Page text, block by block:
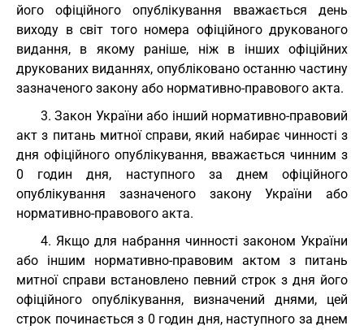
його офіційного опублікування вважається день
виходу в світ того номера офіційного друкованого
видання, в якому раніше, ніж в інших офіційних
друкованих виданнях, опубліковано останню частину
зазначеного закону або нормативно-правового акта.
3. Закон України або інший нормативно-правовий
акт з питань митної справи, який набирає чинності з
дня офіційного опублікування, вважається чинним з
0 годин дня, наступного за днем офіційного
опублікування зазначеного закону України або
нормативно-правового акта.
4. Якщо для набрання чинності законом України
або іншим нормативно-правовим актом з питань
митної справи встановлено певний строк з дня його
офіційного опублікування, визначений днями, цей
строк починається з 0 годин дня, наступного за днем